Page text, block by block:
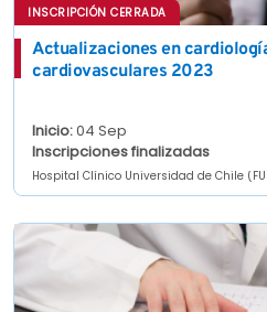
INSCRIPCIÓN CERRADA
Actualizaciones en
cardiovasculares 2023
Inicio:04 Sep
Inscripciones finalizadas
Hospital Clínico Universidad de Chile